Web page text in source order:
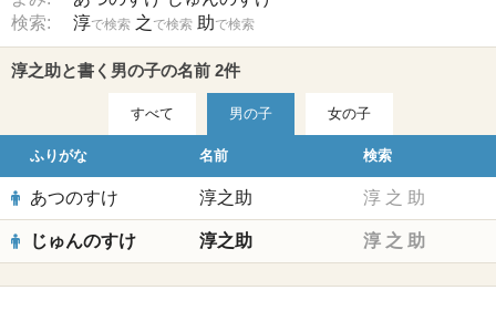
検索:
淳で検索 之 で検索 助で検索
淳之助と書く男の子の名前 2件
すべて 男の子 女の子
ふりがな 名前 検索
あつのすけ 淳之助 淳 之 助
じゅんのすけ 淳之助 淳 之 助